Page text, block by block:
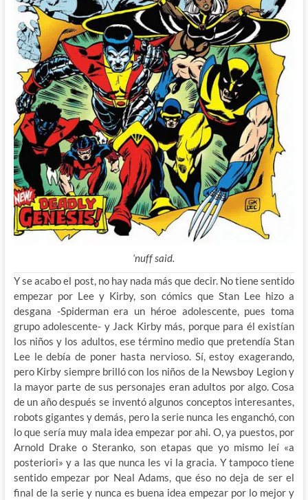
‘nuff said.
Y se acabo el post, no hay nada más que decir. No tiene sentido
empezar por Lee y Kirby, son cómics que Stan Lee hizo a
desgana -Spiderman era un héroe adolescente, pues toma
grupo adolescente- y Jack Kirby más, porque para él existían
los niños y los adultos, ese término medio que pretendía Stan
Lee le debía de poner hasta nervioso. Sí, estoy exagerando,
pero Kirby siempre brilló con los niños de la Newsboy Legion y
la mayor parte de sus personajes eran adultos por algo. Cosa
de un año después se inventó algunos conceptos interesantes,
robots gigantes y demás, pero la serie nunca les enganchó, con
lo que sería muy mala idea empezar por ahi. O, ya puestos, por
Arnold Drake o Steranko, son etapas que yo mismo leí «a
posteriori» y a las que nunca les vi la gracia. Y tampoco tiene
sentido empezar por Neal Adams, que éso no deja de ser el
final de la serie y nunca es buena idea empezar por lo mejor y